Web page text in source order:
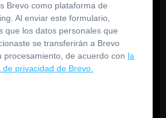
Brevo como plataforma de
Al enviar este formulario,
que los datos personales que
se transferirán a Brevo
procesamiento, de acuerdo con la
de privacidad de Brevo.